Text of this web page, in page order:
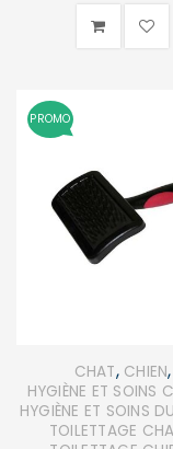
PROMO
CHAT, CHIEN,
HYGIÈNE ET SOINS
HYGIÈNE ET SOINS
TOILETTAGE